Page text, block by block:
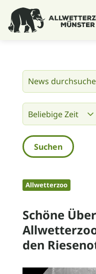
Allwetterzoo
Schöne
den
Besuch planen
Zoo entdecken
Zoo erleben
Engagement
Kontakt und
News